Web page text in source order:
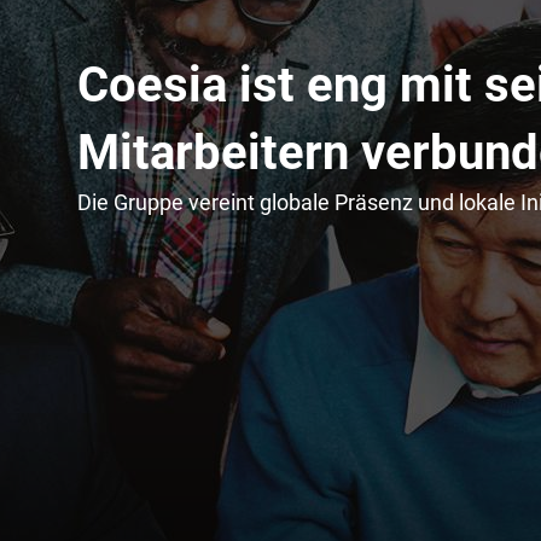
Integration von Bildverarbeitungssystemen
Kontaktieren Sie uns
Coesia ist eng mit
Mitarbeitern
Die Gruppe vereint globale Präsenz und lokale